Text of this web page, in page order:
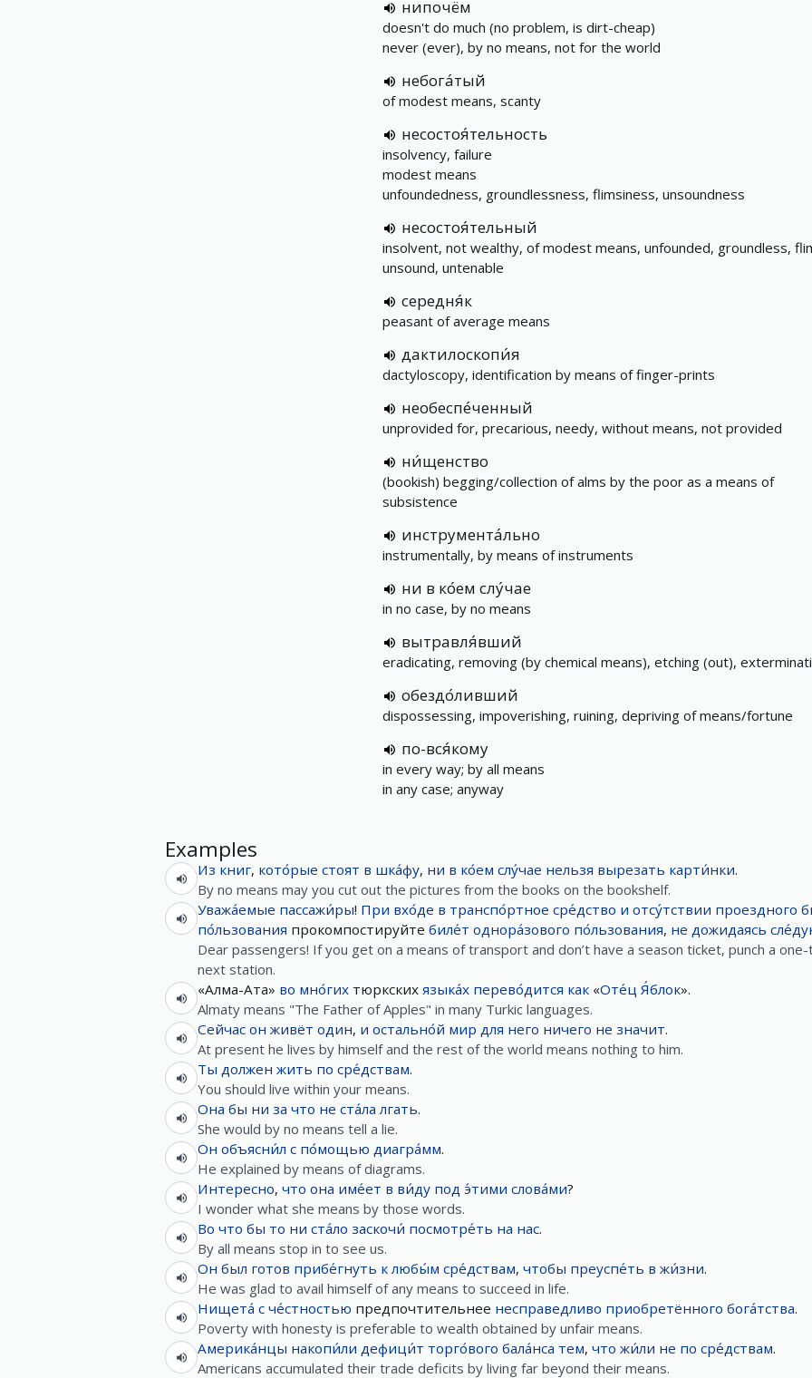
нипочём
doesn't do much (no problem, is dirt-cheap)
never (ever), by no means, not for the world
небога́тый
of modest means, scanty
несостоя́тельность
insolvency, failure
modest means
unfoundedness, groundlessness, flimsiness, unsoundness
несостоя́тельный
insolvent, not wealthy, of modest means, unfounded, groundless,
unsound, untenable
середня́к
peasant of average means
дактилоскопи́я
dactyloscopy, identification by means of finger-prints
необеспе́ченный
unprovided for, precarious, needy, without means, not provided
ни́щенство
(bookish) begging/collection of alms by the poor as a means of
subsistence
инструмента́льно
instrumentally, by means of instruments
ни в ко́ем слу́чае
in no case, by no means
вытравля́вший
eradicating, removing (by chemical means), etching (out),
обездо́ливший
dispossessing, impoverishing, ruining, depriving of means/fortune
по-вся́кому
in every way; by all means
in any case; anyway
Examples
Из книг, кото́рые стоят в шка́фу, ни в ко́ем слу́чае нельзя вырезать карти́нки.
By no means may you cut out the pictures from the books on the bookshelf.
Уважа́емые пассажи́ры! При вхо́де в транспо́ртное сре́дство и отсу́тствии проездного
по́льзования прокомпостируйте биле́т однора́зового по́льзования, не дожидаясь
Dear passengers! If you get on a means of transport and don’t have a season ticket, punch a
next station.
«Алма-Ата» во мно́гих тюркских языка́х перево́дится как «Оте́ц Я́блок».
Almaty means "The Father of Apples" in many Turkic languages.
Сейчас он живёт один, и остально́й мир для него ничего не значит.
At present he lives by himself and the rest of the world means nothing to him.
Ты должен жить по сре́дствам.
You should live within your means.
Она бы ни за что не ста́ла лгать.
She would by no means tell a lie.
Он объясни́л с по́мощью диагра́мм.
He explained by means of diagrams.
Интересно, что она име́ет в ви́ду под э́тими слова́ми?
I wonder what she means by those words.
Во что бы то ни ста́ло заскочи́ посмотре́ть на нас.
By all means stop in to see us.
Он был готов прибе́гнуть к любы́м сре́дствам, чтобы преуспе́ть в жи́зни.
He was glad to avail himself of any means to succeed in life.
Нищета́ с че́стностью предпочтительнее несправедливо приобретённого бога́тства.
Poverty with honesty is preferable to wealth obtained by unfair means.
Америка́нцы накопи́ли дефици́т торго́вого бала́нса тем, что жи́ли не по сре́дствам.
Americans accumulated their trade deficits by living far beyond their means.